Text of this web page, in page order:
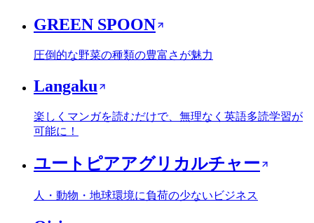
GREEN SPOON
圧倒的な野菜の種類の豊富さが魅力
Langaku
楽しくマンガを読むだけで、無理なく英語多読学習が
可能に！
ユートピアアグリカルチャー
人・動物・地球環境に負荷の少ないビジネス